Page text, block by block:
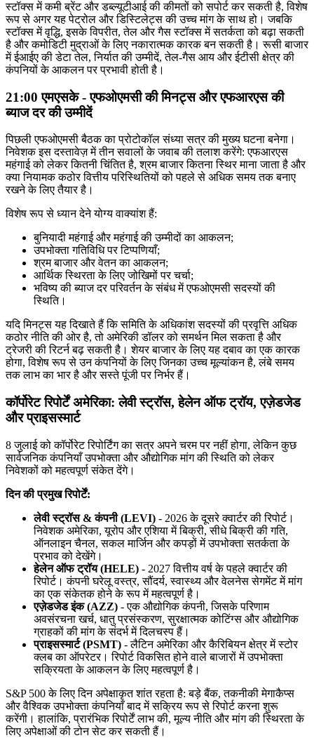
स्टॉक्स में कमी ब्रेंट और डब्ल्यूटीआई की कीमतों को सपोर्ट कर सकती है, विशेष
रूप से अगर यह पेट्रोल और डिस्टिलेट्स की उच्च मांग के साथ हो। जबकि
स्टॉक्स में वृद्धि, इसके विपरीत, तेल और गैस स्टॉक्स में सतर्कता को बढ़ा सकती
है और कमोडिटी मुद्राओं के लिए नकारात्मक कारक बन सकती है। रूसी बाजार
में ईआईए की डेटा तेल, निर्यात की उम्मीदें, तेल-गैस आय और ईटीसी क्षेत्र की
कंपनियों के आकलन पर प्रभावी होती है।
21:00 एमएसके - एफओएमसी की मिनट्स और एफआरएस की
ब्याज दर की उम्मीदें
पिछली एफओएमसी बैठक का प्रोटोकॉल संध्या सत्र की मुख्य घटना बनेगा।
निवेशक इस दस्तावेज़ में तीन सवालों के जवाब की तलाश करेंगे: एफआरएस
महंगाई को लेकर कितनी चिंतित है, श्रम बाजार कितना स्थिर माना जाता है और
क्या नियामक कठोर वित्तीय परिस्थितियों को पहले से अधिक समय तक बनाए
रखने के लिए तैयार है।
विशेष रूप से ध्यान देने योग्य वाक्यांश हैं:
बुनियादी महंगाई और महंगाई की उम्मीदों का आकलन;
उपभोक्ता गतिविधि पर टिप्पणियाँ;
श्रम बाजार और वेतन का आकलन;
आर्थिक स्थिरता के लिए जोखिमों पर चर्चा;
भविष्य की ब्याज दर परिवर्तन के संबंध में एफओएमसी सदस्यों की
स्थिति।
यदि मिनट्स यह दिखाते हैं कि समिति के अधिकांश सदस्यों की प्रवृत्ति अधिक
कठोर नीति की ओर है, तो अमेरिकी डॉलर को समर्थन मिल सकता है और
ट्रेजरी की रिटर्न बढ़ सकती है। शेयर बाजार के लिए यह दबाव का एक कारक
होगा, विशेष रूप से उन कंपनियों के लिए जिनका उच्च मूल्यांकन है, लंबे समय
तक लाभ का भार है और सस्ते पूंजी पर निर्भर हैं।
कॉर्पोरेट रिपोर्टें अमेरिका: लेवी स्ट्रॉस, हेलेन ऑफ ट्रॉय, एज़ेडजेड
और प्राइसस्मार्ट
8 जुलाई को कॉर्पोरेट रिपोर्टिंग का सत्र अपने चरम पर नहीं होगा, लेकिन कुछ
सार्वजनिक कंपनियाँ उपभोक्ता और औद्योगिक मांग की स्थिति को लेकर
निवेशकों को महत्वपूर्ण संकेत देंगे।
दिन की प्रमुख रिपोर्टें:
लेवी स्ट्रॉस & कंपनी (LEVI) - 2026 के दूसरे क्वार्टर की रिपोर्ट।
निवेशक अमेरिका, यूरोप और एशिया में बिक्री, सीधे बिक्री की गति,
ऑनलाइन चैनल, सकल मार्जिन और कपड़ों में उपभोक्ता सतर्कता के
प्रभाव को देखेंगे।
हेलेन ऑफ ट्रॉय (HELE) - 2027 वित्तीय वर्ष के पहले क्वार्टर की
रिपोर्ट। कंपनी घरेलू वस्त्र, सौंदर्य, स्वास्थ्य और वेलनेस सेगमेंट में मांग
का एक संकेतक होने के रूप में महत्वपूर्ण है।
एज़ेडजेड इंक (AZZ) - एक औद्योगिक कंपनी, जिसके परिणाम
अवसंरचना खर्च, धातु प्रसंस्करण, सुरक्षात्मक कोटिंग्स और औद्योगिक
ग्राहकों की मांग के संदर्भ में दिलचस्प हैं।
प्राइसस्मार्ट (PSMT) - लैटिन अमेरिका और कैरिबियन क्षेत्र में स्टोर
क्लब का ऑपरेटर। रिपोर्ट विकसित होने वाले बाजारों में उपभोक्ता
सक्रियता के आकलन के लिए महत्वपूर्ण है।
S&P 500 के लिए दिन अपेक्षाकृत शांत रहता है: बड़े बैंक, तकनीकी मेगाकैप्स
और वैश्विक उपभोक्ता कंपनियाँ बाद में सक्रिय रूप से रिपोर्ट करना शुरू
करेंगी। हालांकि, प्रारंभिक रिपोर्टें लाभ की, मूल्य नीति और मांग की स्थिरता के
लिए अपेक्षाओं की टोन सेट कर सकती हैं।